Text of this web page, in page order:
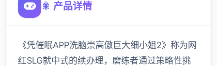
🎇 产品详情
《凭催眠APP洗脑崇高傲巨大细小姐2》称为网
红SLG就中式的续办理，磨练者通过策略性挑